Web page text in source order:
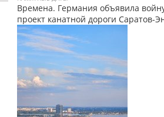
Времена. Германия объявила
проект канатной дороги Саратов-